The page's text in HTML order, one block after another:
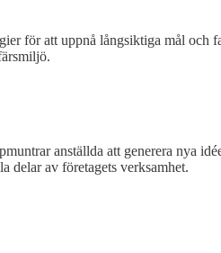
för att uppnå långsiktiga mål och
anställda att generera nya
delar av företagets verksamhet.